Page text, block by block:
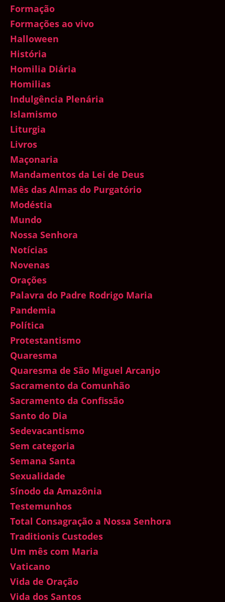
Formação
Formações ao vivo
Halloween
História
Homilia Diária
Homilias
Indulgência Plenária
Islamismo
Liturgia
Livros
Maçonaria
Mandamentos da Lei de Deus
Mês das Almas do Purgatório
Modéstia
Mundo
Nossa Senhora
Notícias
Novenas
Orações
Palavra do Padre Rodrigo Maria
Pandemia
Política
Protestantismo
Quaresma
Quaresma de São Miguel Arcanjo
Sacramento da Comunhão
Sacramento da Confissão
Santo do Dia
Sedevacantismo
Sem categoria
Semana Santa
Sexualidade
Sínodo da Amazônia
Testemunhos
Total Consagração a Nossa Senhora
Traditionis Custodes
Um mês com Maria
Vaticano
Vida de Oração
Vida dos Santos